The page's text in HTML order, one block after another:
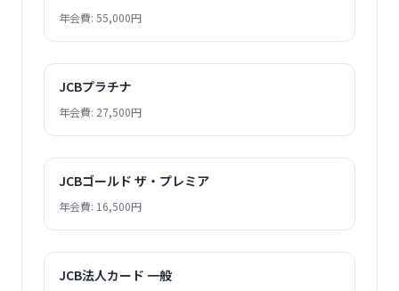
年会費: 55,000円
JCBプラチナ
年会費: 27,500円
JCBゴールド ザ・プレミア
年会費: 16,500円
JCB法人カード 一般